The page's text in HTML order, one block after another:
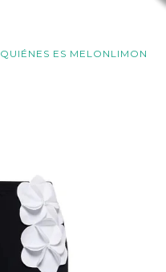
QUIÉNES ES MELONLIMON